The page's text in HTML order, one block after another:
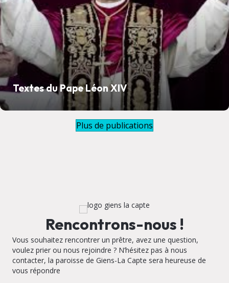
Textes du Pape Léon XIV
Plus de publications
Rencontrons-nous !
Vous souhaitez rencontrer un prêtre, avez une question,
voulez prier ou nous rejoindre ? N’hésitez pas à nous
contacter, la paroisse de Giens-La Capte sera heureuse de
vous répondre